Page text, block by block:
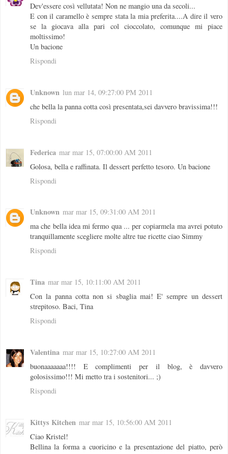
Dev'essere così vellutata! Non ne mangio una da secoli...
E con il caramello è sempre stata la mia preferita....A dire il vero
se la giocava alla pari col cioccolato, comunque mi piace
moltissimo!
Un bacione
Rispondi
Unknown lun mar 14, 09:27:00 PM 2011
che bella la panna cotta così presentata,sei davvero bravissima!!!
Rispondi
Federica mar mar 15, 07:00:00 AM 2011
Golosa, bella e raffinata. Il dessert perfetto tesoro. Un bacione
Rispondi
Unknown mar mar 15, 09:31:00 AM 2011
ma che bella idea mi fermo qua ... per copiarmela ma avrei potuto
tranquillamente scegliere molte altre tue ricette ciao Simmy
Rispondi
Tina mar mar 15, 10:11:00 AM 2011
Con la panna cotta non si sbaglia mai! E' sempre un dessert
strepitoso. Baci, Tina
Rispondi
Valentina mar mar 15, 10:27:00 AM 2011
buonaaaaaaa!!!! E complimenti per il blog, è davvero
golosissimo!!! Mi metto tra i sostenitori... ;)
Rispondi
Kittys Kitchen mar mar 15, 10:56:00 AM 2011
Ciao Kristel!
Bellina la forma a cuoricino e la presentazione del piatto, però